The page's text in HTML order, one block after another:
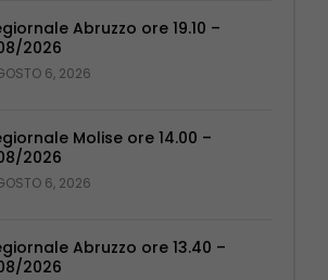
Abruzzo ore 19.10 –
2026
6, 2026
Molise ore 14.00 –
2026
6, 2026
Abruzzo ore 13.40 –
2026